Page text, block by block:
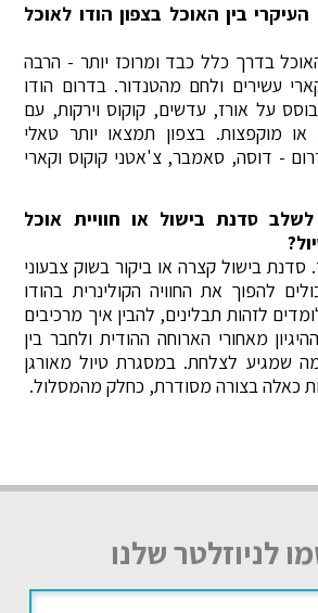
בין האוכל בצפון הודו לאוכל
בדרך כלל כבד ומרוכז יותר - הרבה
עשירים ולחם מהטנדור. בדרום הודו
על אורז, עדשים, קוקוס וירקות, עם
מוקפצות. בצפון תמצאו יותר טאלי
- דוסה, סאמבר, צ'אטני קוקוס וקארי
סדנת בישול או חוויית אוכל
בישול קצרה או ביקור בשוק צבעוני
להפוך את החוויה הקולינרית בהודו
לזהות תבלינים, להבין איך מרכיבים
מאחורי הארוחה ההודית ולחבר בין
שמגיע לצלחת. במסגרת טיול מאורגן
כאלה בצורה מסודרת, כחלק מהמסלול.
לניוזלטר שלנו